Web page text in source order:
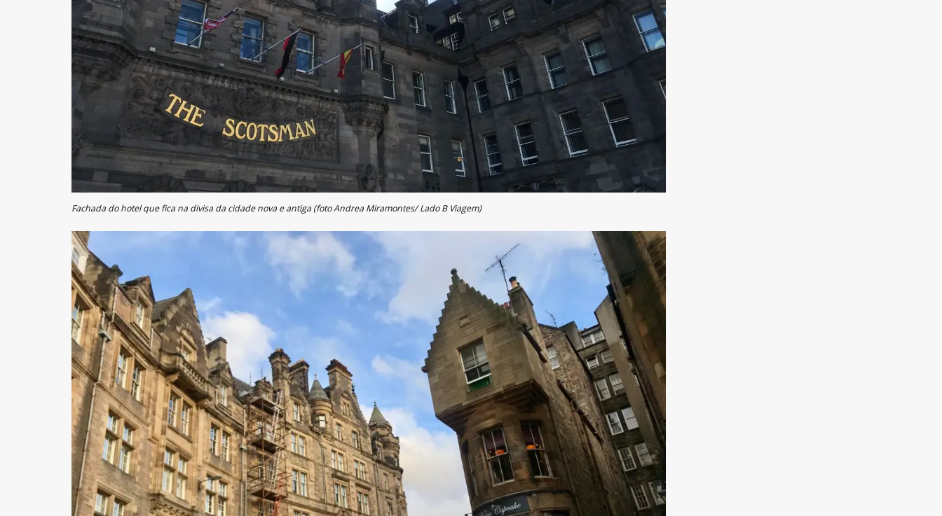
Fachada do hotel que fica na divisa da cidade nova e antiga (foto Andrea Miramontes/ Lado B Viagem)